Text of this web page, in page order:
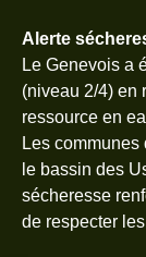
Alerte
Le Genevois a
(niveau 2/4) en
ressource en
Les communes
le bassin des
sécheresse
de respecter